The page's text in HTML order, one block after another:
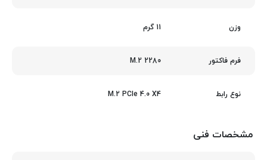
وزن 11 گرم
فرم فاکتور M.2 2280
نوع رابط M.2 PCIe 4.0 X4
مشخصات فنی